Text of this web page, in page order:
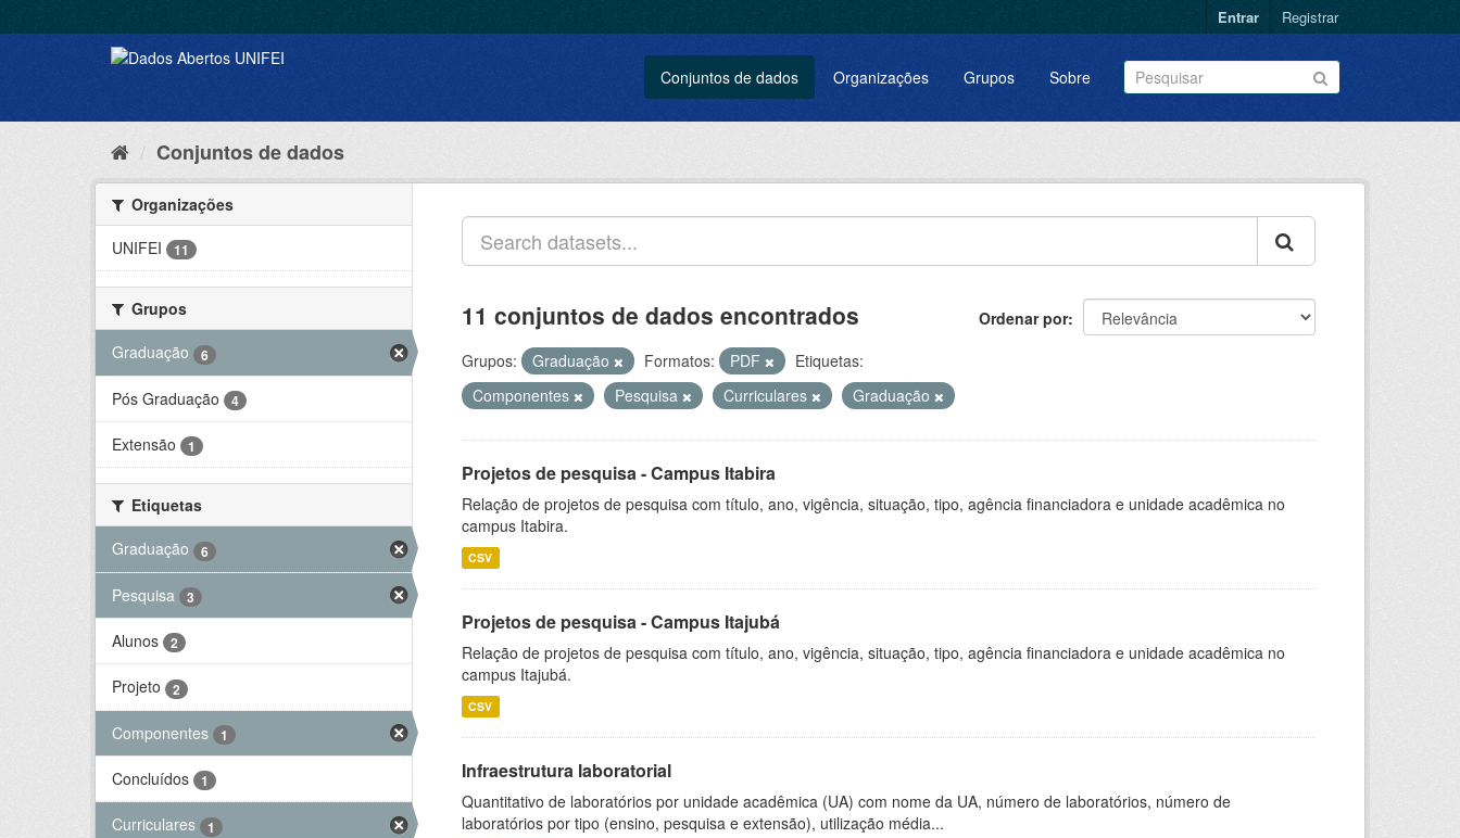
Entrar Registrar
Conjuntos de dados Organizações Grupos Sobre
Conjuntos de dados
Organizações
UNIFEI
11
Grupos
Graduação
6
Pós Graduação 4
Extensão 1
Etiquetas
Graduação
6
Pesquisa 3
Alunos 2
Projeto 2
Componentes 1
Concluídos 1
Curriculares 1
Ordenar por
11 conjuntos de dados encontrados
Grupos: Graduação Formatos: PDF
Etiquetas:
Componentes
Pesquisa Curriculares Graduação
Projetos de pesquisa - Campus Itabira
Relação de projetos de pesquisa com título, ano, vigência, situação, tipo, agência financiadora e unidade acadêmica no
campus Itabira.
CSV
Projetos de pesquisa - Campus Itajubá
Relação de projetos de pesquisa com título, ano, vigência, situação, tipo, agência financiadora e unidade acadêmica no
campus Itajubá.
CSV
Infraestrutura laboratorial
Quantitativo de laboratórios por unidade acadêmica (UA) com nome da UA, número de laboratórios, número de
laboratórios por tipo (ensino, pesquisa e extensão), utilização média...